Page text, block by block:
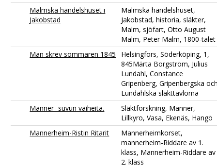
Malmska handelshuset i
Jakobstad
Malmska handelshuset,
Jakobstad, historia, släkter,
Malm, sjöfart, Otto August
Malm, Peter Malm, 1800-talet
Man skrev sommaren 1845
Helsingfors, Söderköping, 1,
845Märta Borgström, Julius
Lundahl, Constance
Gripenberg, Gripenbergska
Lundahlska släkttavlorna
Manner- suvun vaiheita.
Släktforskning, Manner,
Lillkyro, Vasa, Ekenäs, Hangö
Mannerheim-Ristin Ritarit
Mannerheimkorset,
mannerheim-Riddare av 1.
klass, Mannerheim-Riddare av
2. klass